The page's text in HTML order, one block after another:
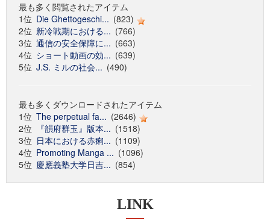
最も多く閲覧されたアイテム
1位 Die Ghettogeschi... (823)
2位 新冷戦期における... (766)
3位 通信の安全保障に... (663)
4位 ショート動画の効... (639)
5位 J.S. ミルの社会... (490)
最も多くダウンロードされたアイテム
1位 The perpetual fa... (2646)
2位
『韻府群玉』版本... (1518)
3位 日本における赤痢... (1109)
4位 Promoting Manga ... (1096)
5位 慶應義塾大学日吉... (854)
LINK